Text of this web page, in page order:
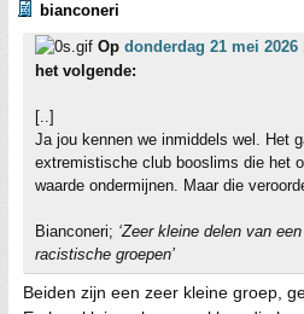
bianconeri
Op donderdag 21 mei 2026
het volgende:
[..]
Ja jou kennen we inmiddels wel. Het
extremistische club booslims die het
waarde ondermijnen. Maar die
Bianconeri; ‘Zeer kleine delen van
racistische groepen’
Beiden zijn een zeer kleine groep,